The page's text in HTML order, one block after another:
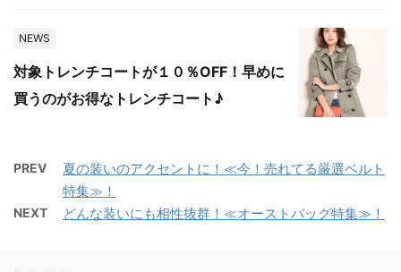
NEWS
対象トレンチコートが１０％OFF！早めに
買うのがお得なトレンチコート♪
PREV
夏の装いのアクセントに！≪今！売れてる厳選ベルト
特集≫！
NEXT どんな装いにも相性抜群！≪オーストバッグ特集≫！